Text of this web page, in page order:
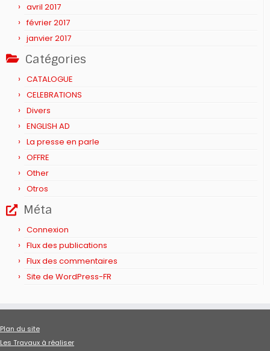
avril 2017
février 2017
janvier 2017
Catégories
CATALOGUE
CELEBRATIONS
Divers
ENGLISH AD
La presse en parle
OFFRE
Other
Otros
Méta
Connexion
Flux des publications
Flux des commentaires
Site de WordPress-FR
Plan du site
Les Travaux à réaliser